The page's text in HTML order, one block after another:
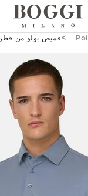
قميص بولو من